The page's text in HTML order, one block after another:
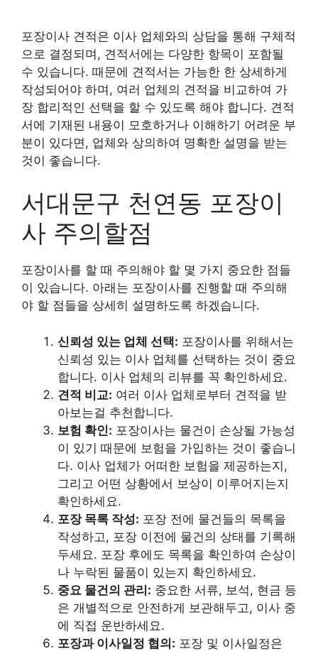
포장이사 견적은 이사 업체와의 상담을 통해 구체적
으로 결정되며, 견적서에는 다양한 항목이 포함될
수 있습니다. 때문에 견적서는 가능한 한 상세하게
작성되어야 하며, 여러 업체의 견적을 비교하여 가
장 합리적인 선택을 할 수 있도록 해야 합니다. 견적
서에 기재된 내용이 모호하거나 이해하기 어려운 부
분이 있다면, 업체와 상의하여 명확한 설명을 받는
것이 좋습니다.
서대문구 천연동 포장이
사 주의할점
포장이사를 할 때 주의해야 할 몇 가지 중요한 점들
이 있습니다. 아래는 포장이사를 진행할 때 주의해
야 할 점들을 상세히 설명하도록 하겠습니다.
신뢰성 있는 업체 선택: 포장이사를 위해서는
신뢰성 있는 이사 업체를 선택하는 것이 중요
합니다. 이사 업체의 리뷰를 꼭 확인하세요.
견적 비교: 여러 이사 업체로부터 견적을 받
아보는걸 추천합니다.
보험 확인: 포장이사는 물건이 손상될 가능성
이 있기 때문에 보험을 가입하는 것이 좋습니
다. 이사 업체가 어떠한 보험을 제공하는지,
그리고 어떤 상황에서 보상이 이루어지는지
확인하세요.
포장 목록 작성: 포장 전에 물건들의 목록을
작성하고, 포장 이전에 물건의 상태를 기록해
두세요. 포장 후에도 목록을 확인하여 손상이
나 누락된 물품이 있는지 확인하세요.
중요 물건의 관리: 중요한 서류, 보석, 현금 등
은 개별적으로 안전하게 보관해두고, 이사 중
에 직접 운반하세요.
포장과 이사일정 협의: 포장 및 이사일정은